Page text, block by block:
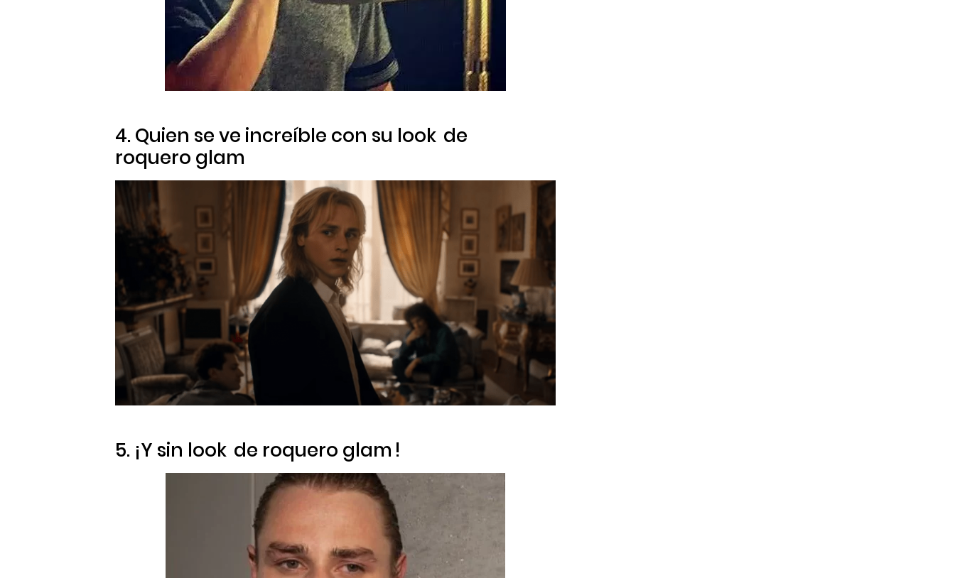
4. Quien se ve increíble con su look de
roquero glam
5. ¡Y sin look de roquero glam !